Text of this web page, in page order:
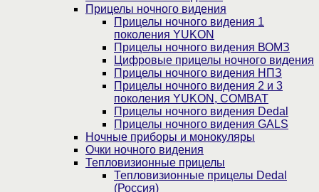
Прицелы ночного видения
Прицелы ночного видения 1
поколения YUKON
Прицелы ночного видения ВОМЗ
Цифровые прицелы ночного видения
Прицелы ночного видения НПЗ
Прицелы ночного видения 2 и 3
поколения YUKON, COMBAT
Прицелы ночного видения Dedal
Прицелы ночного видения GALS
Ночные приборы и монокуляры
Очки ночного видения
Тепловизионные прицелы
Тепловизионные прицелы Dedal
(Россия)